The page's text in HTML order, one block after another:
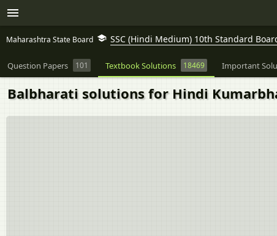
Maharashtra State Board SSC (Hindi Medium) 10th Standard
Question Papers 101 Textbook Solutions 18469 Important
Balbharati solutions for Hindi